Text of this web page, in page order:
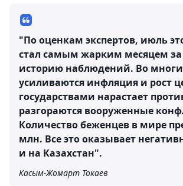
"По оценкам экспертов, июль
стал самым жарким месяцем
историю наблюдений. Во
усиливаются инфляция и рост
государствами нарастает
разгораются вооруженные
Количество беженцев в мире
млн. Все это оказывает
и на Казахстан".
Касым-Жомарт Токаев